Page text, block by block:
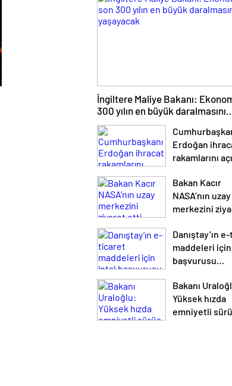
İngiltere Maliye Bakanı:
300 yılın en büyük daralmasını
yaşayacak
Erdoğan
rakamlarını
milyar $
Bakan Kacır
NASA’nın uzay
merkezini
Danıştay’ın
maddeleri
başvurusu
ticaret
kez daha
Bakanı
Yüksek hızda
emniyetli